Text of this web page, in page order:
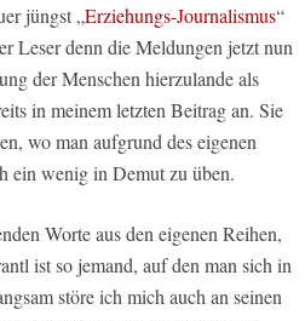
jüngst „Erziehungs-Journalismus“
Leser denn die Meldungen jetzt nun
der Menschen hierzulande als
in meinem letzten Beitrag an. Sie
wo man aufgrund des eigenen
ein wenig in Demut zu üben.
Worte aus den eigenen Reihen,
ist so jemand, auf den man sich in
störe ich mich auch an seinen